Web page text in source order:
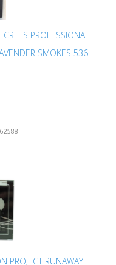
PROFESSIONAL
SMOKES 536
PROJECT RUNAWAY